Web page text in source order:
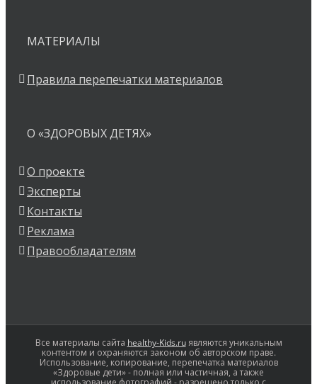
МАТЕРИАЛЫ
Правила перепечатки материалов
О «ЗДОРОВЫХ ДЕТЯХ»
О проекте
Эксперты
Контакты
Реклама
Правообладателям
Все материалы сайта healthy-Kids.ruявляются уникальным
контентом и охраняются законом об авторском праве.
Использование, копирование, перепечатка материалов
«Здоровые дети» - полная или частичная, а также